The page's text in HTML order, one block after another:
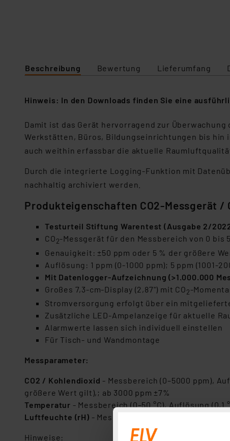
Beschreibung Bewertung Lieferumfang
Hinweis: In den Downloads finden Sie eine
Damit ist das Gerät hervorragend zur
Werkstätten, Büros, Bildungseinrichtungen bis hin
auch weithin erfassbar die aktuelle
Durch die integrierte Logging-Funktion mit
nachhaltig archiviert werden.
Produkteigenschaften CO2-Messgerät /
Testurteil Stiftung Warentest (Ausgabe 2/
CO2-Messgerät für den Messbereich von 0 bis
Genauigkeit: ±50 ppm oder 5 % der größere
Auflösung: 1 ppm (0-1000 ppm); 5 ppm (1001-
Mit Datenlogger-Aufzeichnung (>1.000.000
Großes 7,3-cm-Display (2,87") mit CO2-
Stromversorgung erfolgt über ein
Zusätzliche LED-Ampelanzeige für aktuelle
Alarmwerte lassen sich individuell einstellen
Für Tisch- und Wandmontage
Messparameter:
CO2 / Kohlendioxid - Messbereich (0–5000 ppm),
größere Wert gilt),; ab 3000 ppm ±7%
Temperatur - Messbereich (0–50 °C), Auflösung (0,1
Luftfeuchte (rH) - Messbereich (5–95 % rH),
Hinweise: